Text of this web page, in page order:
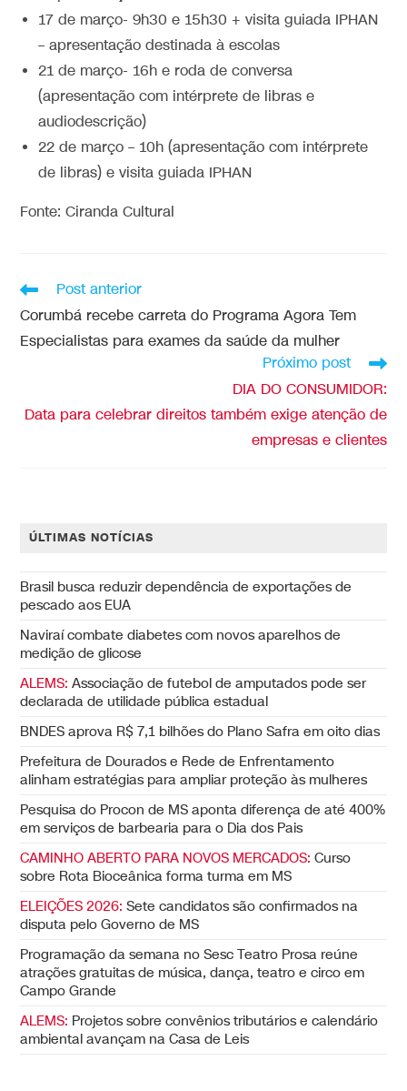
17 de março- 9h30 e 15h30 + visita guiada IPHAN
– apresentação destinada à escolas
21 de março- 16h e roda de conversa
(apresentação com intérprete de libras e
audiodescrição)
22 de março – 10h (apresentação com intérprete
de libras) e visita guiada IPHAN
Fonte: Ciranda Cultural
Post anterior
Corumbá recebe carreta do Programa Agora Tem
Especialistas para exames da saúde da mulher
Próximo post
DIA DO CONSUMIDOR:
Data para celebrar direitos também exige atenção de
empresas e clientes
ÚLTIMAS NOTÍCIAS
Brasil busca reduzir dependência de exportações de
pescado aos EUA
Naviraí combate diabetes com novos aparelhos de
medição de glicose
ALEMS: Associação de futebol de amputados pode ser
declarada de utilidade pública estadual
BNDES aprova R$ 7,1 bilhões do Plano Safra em oito dias
Prefeitura de Dourados e Rede de Enfrentamento
alinham estratégias para ampliar proteção às mulheres
Pesquisa do Procon de MS aponta diferença de até 400%
em serviços de barbearia para o Dia dos Pais
CAMINHO ABERTO PARA NOVOS MERCADOS: Curso
sobre Rota Bioceânica forma turma em MS
ELEIÇÕES 2026: Sete candidatos são confirmados na
disputa pelo Governo de MS
Programação da semana no Sesc Teatro Prosa reúne
atrações gratuitas de música, dança, teatro e circo em
Campo Grande
ALEMS: Projetos sobre convênios tributários e calendário
ambiental avançam na Casa de Leis